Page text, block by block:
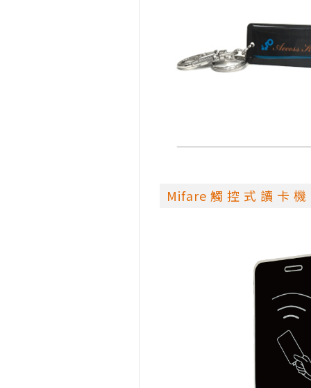
Mifare 觸 控 式 讀 卡 機